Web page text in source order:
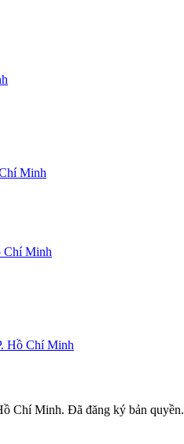
Minh
Chí Minh
Hồ Chí Minh
Chí Minh. Đã đăng ký bản quyền.